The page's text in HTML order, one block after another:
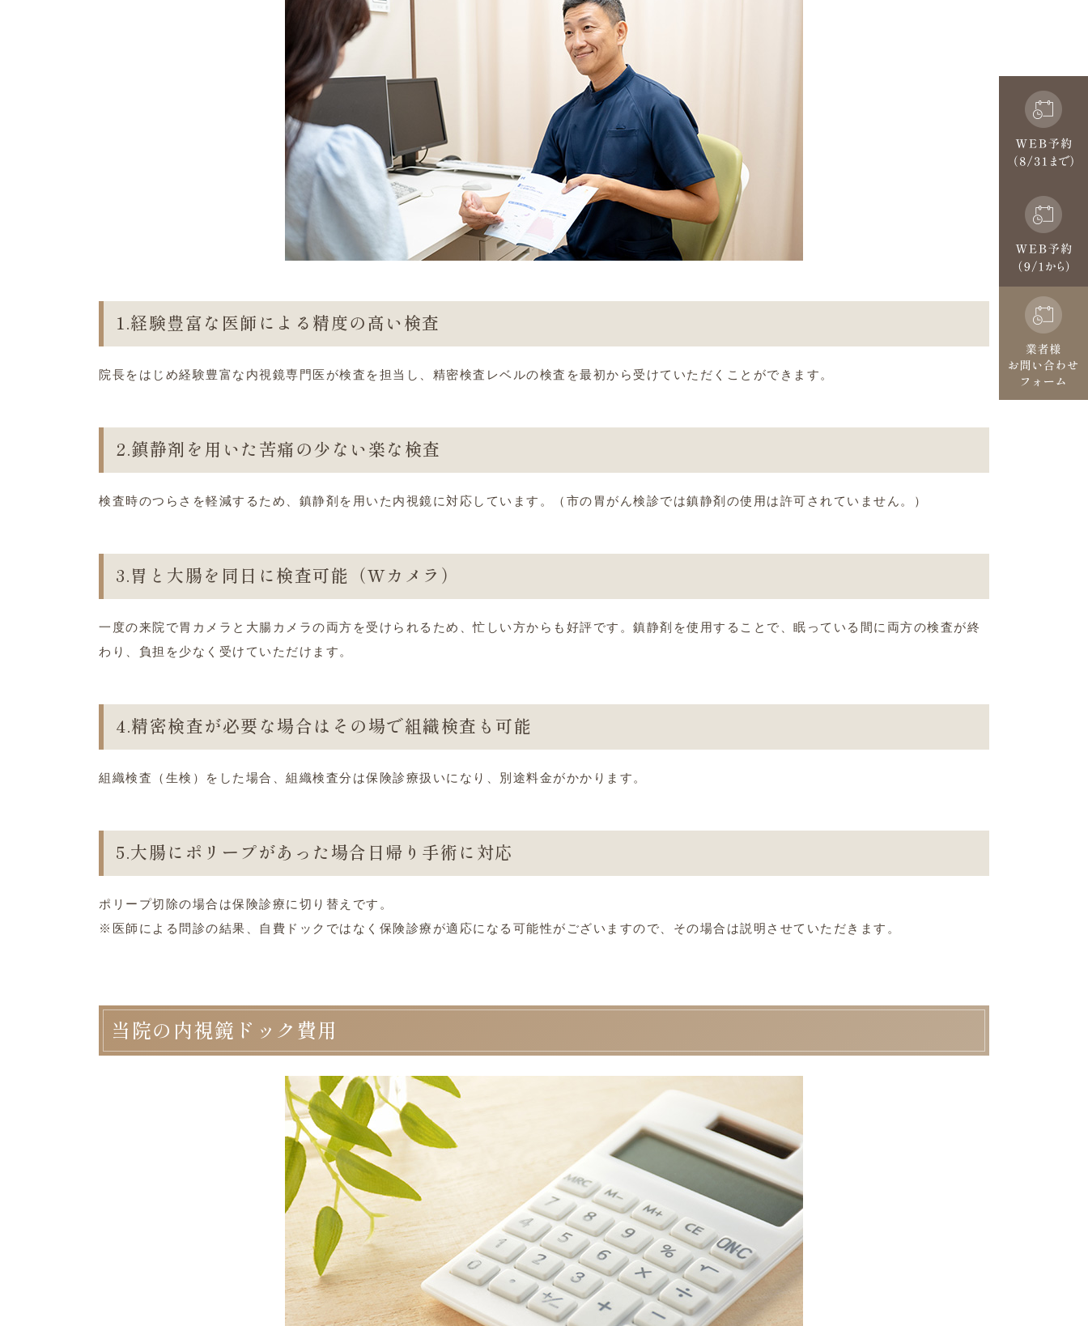
1.経験豊富な医師による精度の高い検査
院長をはじめ経験豊富な内視鏡専門医が検査を担当し、精密検査レベルの検査を最初から受けていただくことができます。
2.鎮静剤を用いた苦痛の少ない楽な検査
検査時のつらさを軽減するため、鎮静剤を用いた内視鏡に対応しています。（市の胃がん検診では鎮静剤の使用は許可されていません。）
3.胃と大腸を同日に検査可能（Wカメラ）
一度の来院で胃カメラと大腸カメラの両方を受けられるため、忙しい方からも好評です。鎮静剤を使用することで、眠っている間に両方の検査が終
わり、負担を少なく受けていただけます。
4.精密検査が必要な場合はその場で組織検査も可能
組織検査（生検）をした場合、組織検査分は保険診療扱いになり、別途料金がかかります。
5.大腸にポリープがあった場合日帰り手術に対応
ポリープ切除の場合は保険診療に切り替えです。
※医師による問診の結果、自費ドックではなく保険診療が適応になる可能性がございますので、その場合は説明させていただきます。
当院の内視鏡ドック費用